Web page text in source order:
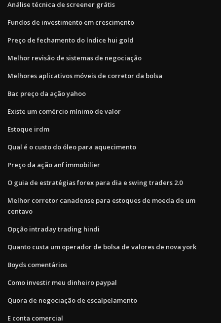
Análise técnica de screener grátis
Fundos de investimento em crescimento
Preço de fechamento do índice hui gold
Melhor revisão de sistemas de negociação
Melhores aplicativos móveis de corretor da bolsa
Bac preço da ação yahoo
Existe um comércio mínimo de valor
Estoque irdm
Qual é o custo do óleo para aquecimento
Preço da ação anf immobilier
O guia de estratégias forex para dia e swing traders 2.0
Melhor corretor canadense para estoques de moeda de um
centavo
Opção intraday trading hindi
Quanto custa um operador de bolsa de valores de nova york
Boyds comentários
Como investir meu dinheiro paypal
Quora de negociação de escalpelamento
E conta comercial